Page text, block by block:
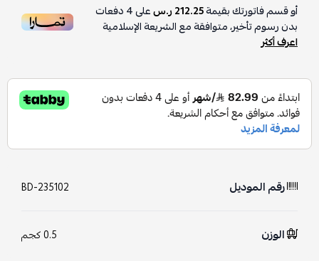
أو قسم فاتورتك بقيمة212.25 ر.س على4دفعات
بدون رسوم تأخير، متوافقة مع الشريعة الإسلامية
اعرف أكثر
رقم الموديل BD-235102
الوزن 0.5 كجم